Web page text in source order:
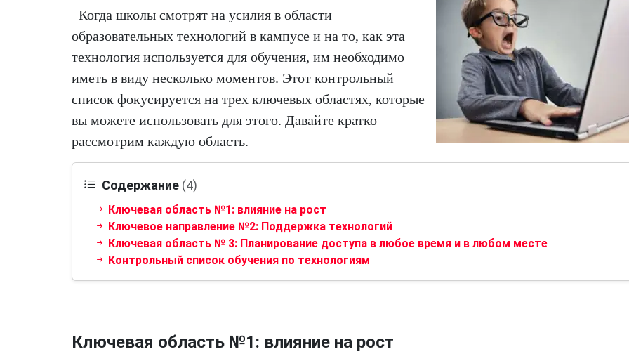
Когда школы смотрят на усилия в области
образовательных технологий в кампусе и на то, как эта
технология используется для обучения, им необходимо
иметь в виду несколько моментов. Этот контрольный
список фокусируется на трех ключевых областях, которые
вы можете использовать для этого. Давайте кратко
рассмотрим каждую область.
Содержание (4)
Ключевая область №1: влияние на рост
Ключевое направление №2: Поддержка технологий
Ключевая область № 3: Планирование доступа в любое время и в любом месте
Контрольный список обучения по технологиям
Ключевая область №1: влияние на рост